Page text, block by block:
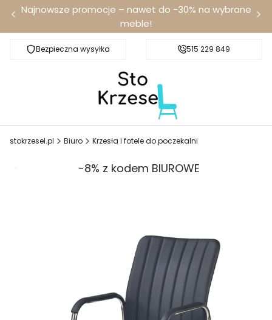
Najnowsze promocje – nawet do -30% na wybrane
meble!
Bezpieczna wysyłka Darmowa dostawa od 100 zł
515 229 849
stokrzesel.pl Biuro Krzesła i fotele do poczekalni
Promocja -8% z kodem BIUROWE